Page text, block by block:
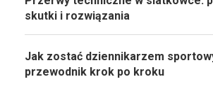
skutki i rozwiązania
Jak zostać dziennikarzem
przewodnik krok po kroku